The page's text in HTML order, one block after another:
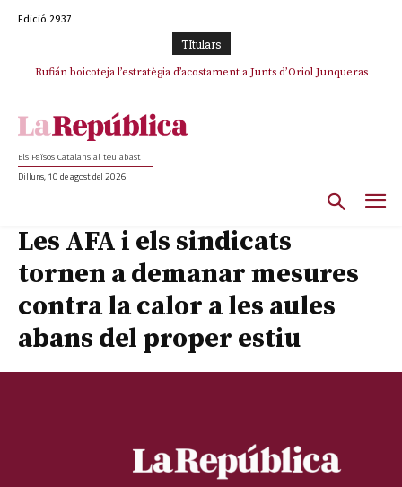
Edició 2937
TItulars
Rufián boicoteja l’estratègia d’acostament a Junts d’Oriol Junqueras
Rufián dinamita la unitat independentista amb un atac frontal al retorn
Els Països Catalans al teu abast
Dilluns, 10 de agost del 2026
Les AFA i els sindicats
tornen a demanar mesures
contra la calor a les aules
abans del proper estiu